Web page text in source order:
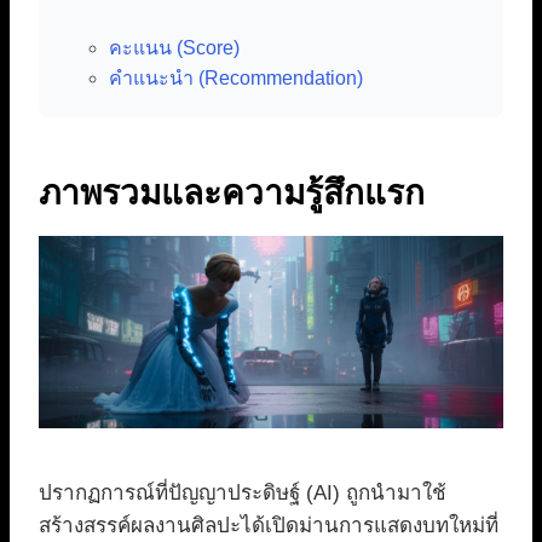
คะแนน (Score)
คำแนะนำ (Recommendation)
ภาพรวมและความรู้สึกแรก
ปรากฏการณ์ที่ปัญญาประดิษฐ์ (AI) ถูกนำมาใช้
สร้างสรรค์ผลงานศิลปะได้เปิดม่านการแสดงบทใหม่ที่